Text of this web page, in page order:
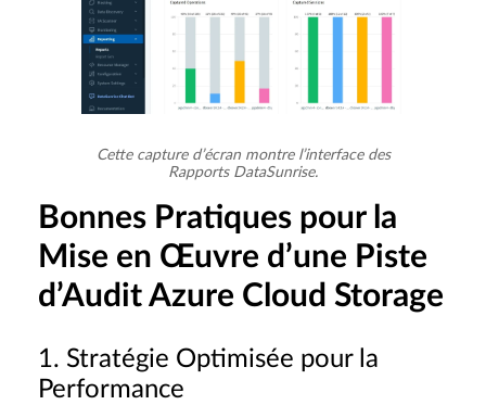
Cette capture d’écran montre l’interface des
Rapports DataSunrise.
Bonnes Pratiques pour la
Mise en Œuvre d’une Piste
d’Audit Azure Cloud Storage
1. Stratégie Optimisée pour la
Performance